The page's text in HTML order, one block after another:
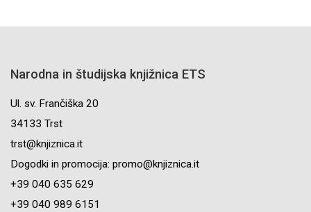
Narodna in študijska knjižnica ETS
Ul. sv. Frančiška 20
34133 Trst
trst@knjiznica.it
Dogodki in promocija: promo@knjiznica.it
+39 040 635 629
+39 040 989 6151